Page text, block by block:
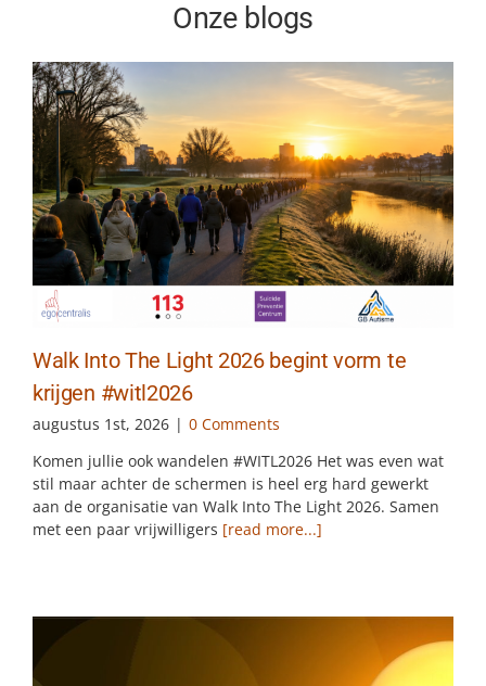
Onze blogs
Walk Into The Light 2026 begint vorm te
krijgen #witl2026
augustus 1st, 2026 | 0 Comments
Komen jullie ook wandelen #WITL2026 Het was even wat
stil maar achter de schermen is heel erg hard gewerkt
aan de organisatie van Walk Into The Light 2026. Samen
met een paar vrijwilligers [read more...]